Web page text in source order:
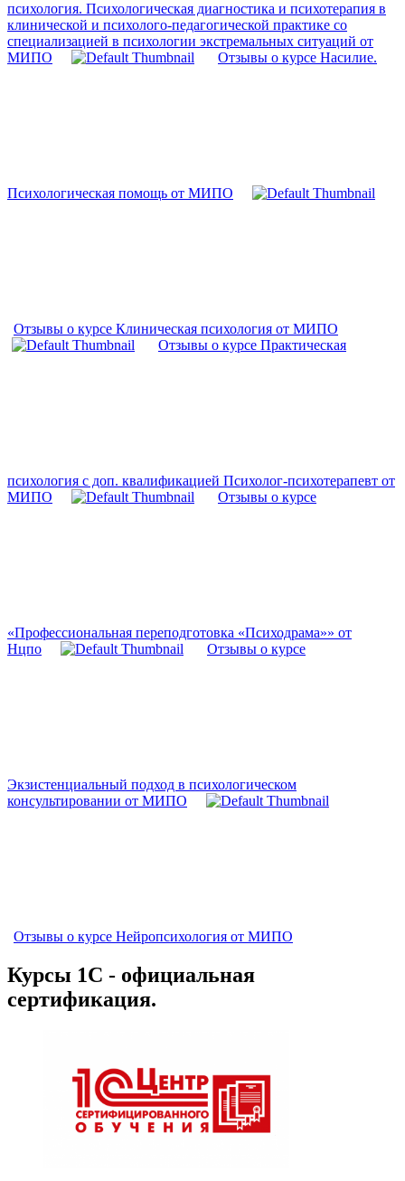
психология. Психологическая диагностика и психотерапия в
клинической и психолого-педагогической практике со
специализацией в психологии экстремальных ситуаций от
МИПО
Отзывы о курсе Насилие.
Психологическая помощь от МИПО
Отзывы о курсе Клиническая психология от МИПО
Отзывы о курсе Практическая
психология с доп. квалификацией Психолог-психотерапевт от
МИПО
Отзывы о курсе
«Профессиональная переподготовка «Психодрама»» от
Нцпо
Отзывы о курсе
Экзистенциальный подход в психологическом
консультировании от МИПО
Отзывы о курсе Нейропсихология от МИПО
Курсы 1С - официальная
сертификация.